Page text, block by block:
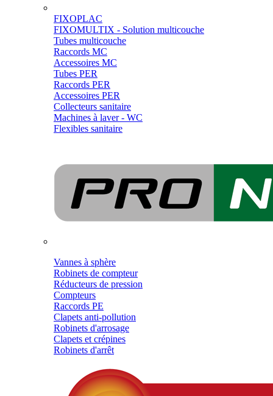
FIXOPLAC
FIXOMULTIX - Solution multicouche
Tubes multicouche
Raccords MC
Accessoires MC
Tubes PER
Raccords PER
Accessoires PER
Collecteurs sanitaire
Machines à laver - WC
Flexibles sanitaire
Vannes à sphère
Robinets de compteur
Réducteurs de pression
Compteurs
Raccords PE
Clapets anti-pollution
Robinets d'arrosage
Clapets et crépines
Robinets d'arrêt